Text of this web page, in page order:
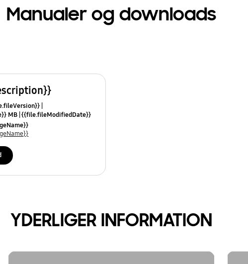
Manualer og downloads
MB {{file.fileModifiedDate}}
YDERLIGER INFORMATION